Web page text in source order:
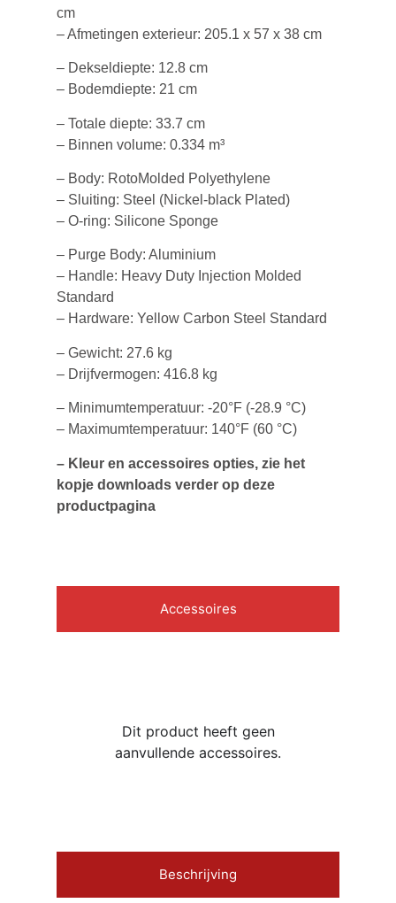
cm
– Afmetingen exterieur: 205.1 x 57 x 38 cm
– Dekseldiepte: 12.8 cm
– Bodemdiepte: 21 cm
– Totale diepte: 33.7 cm
– Binnen volume: 0.334 m³
– Body: RotoMolded Polyethylene
– Sluiting: Steel (Nickel-black Plated)
– O-ring: Silicone Sponge
– Purge Body: Aluminium
– Handle: Heavy Duty Injection Molded
Standard
– Hardware: Yellow Carbon Steel Standard
– Gewicht: 27.6 kg
– Drijfvermogen: 416.8 kg
– Minimumtemperatuur: -20°F (-28.9 °C)
– Maximumtemperatuur: 140°F (60 °C)
– Kleur en accessoires opties, zie het
kopje downloads verder op deze
productpagina
Accessoires
Beschrijving
Dit product heeft geen
aanvullende accessoires.